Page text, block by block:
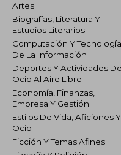
Artes
Biografías, Literatura Y
Estudios Literarios
Computación Y Tecnología
De La Información
Deportes Y Actividades De
Ocio Al Aire Libre
Economía, Finanzas,
Empresa Y Gestión
Estilos De Vida, Aficiones Y
Ocio
Ficción Y Temas Afines